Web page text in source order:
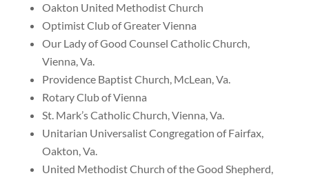
Oakton United Methodist Church
Optimist Club of Greater Vienna
Our Lady of Good Counsel Catholic Church,
Vienna, Va.
Providence Baptist Church, McLean, Va.
Rotary Club of Vienna
St. Mark’s Catholic Church, Vienna, Va.
Unitarian Universalist Congregation of Fairfax,
Oakton, Va.
United Methodist Church of the Good Shepherd,